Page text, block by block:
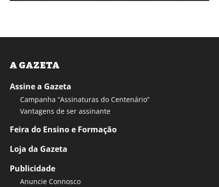
A GAZETA
Assine a Gazeta
Campanha “Assinaturas do Centenário”
Vantagens de ser assinante
Feira do Ensino e Formação
Loja da Gazeta
Publicidade
Anuncie Connosco